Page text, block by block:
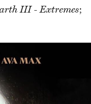
III - Extremes;